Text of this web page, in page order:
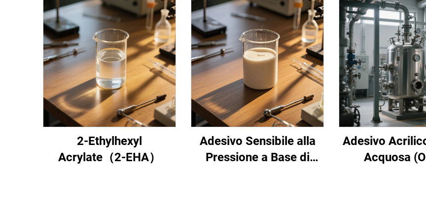
2-Ethylhexyl
Acrylate（2-EHA）
Adesivo Sensibile alla
Pressione a Base di
Adesivo
Acquosa